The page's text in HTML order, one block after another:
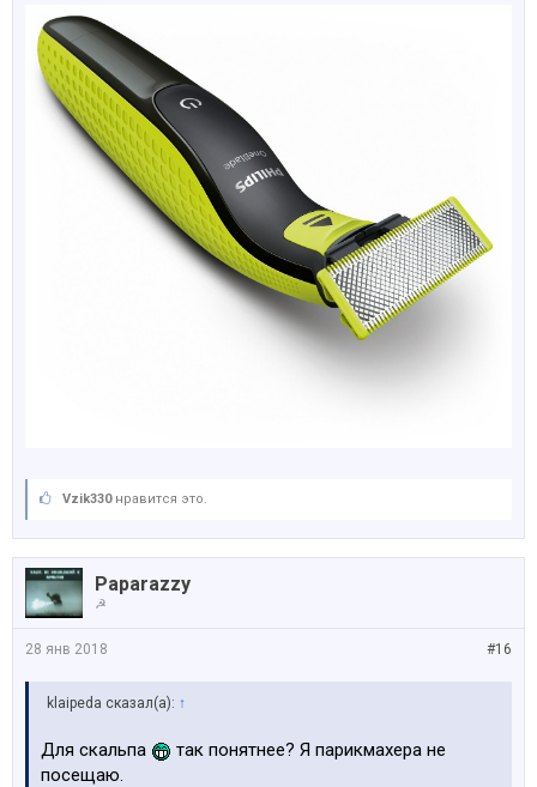
Vzik330нравится это.
Paparazzy
☭
#16
28 янв 2018
klaipeda сказал(а): ↑
Для скальпа
так понятнее? Я парикмахера не
посещаю.